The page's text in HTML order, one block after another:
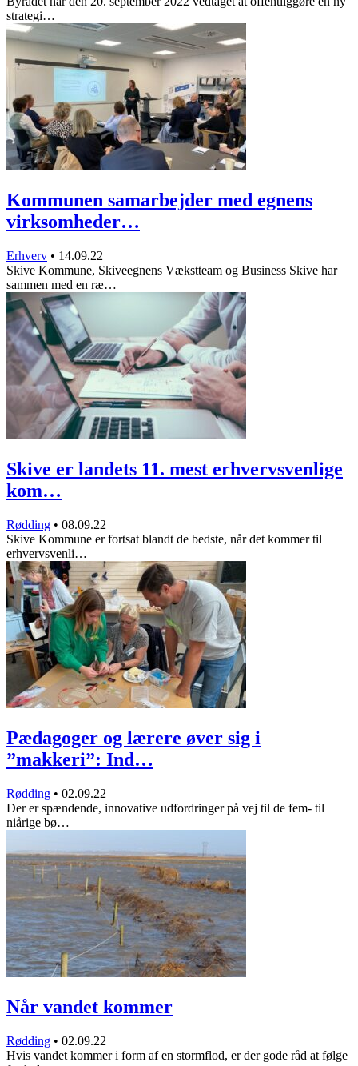
strategi…
Kommunen samarbejder med egnens
virksomheder…
Erhverv • 14.09.22
Skive Kommune, Skiveegnens Vækstteam og Business Skive har
sammen med en ræ…
Skive er landets 11. mest erhvervsvenlige
kom…
Rødding • 08.09.22
Skive Kommune er fortsat blandt de bedste, når det kommer til
erhvervsvenli…
Pædagoger og lærere øver sig i
”makkeri”: Ind…
Rødding • 02.09.22
Der er spændende, innovative udfordringer på vej til de fem- til
niårige bø…
Når vandet kommer
Rødding • 02.09.22
Hvis vandet kommer i form af en stormflod, er der gode råd at følge